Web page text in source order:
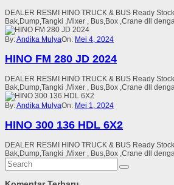
DEALER RESMI HINO TRUCK & BUS Ready
Bak,Dump,Tangki ,Mixer , Bus,Box ,Crane dll
By:Andika MulyaOn: Mei 4, 2024
HINO FM 280 JD 2024
DEALER RESMI HINO TRUCK & BUS Ready
Bak,Dump,Tangki ,Mixer , Bus,Box ,Crane dll
By:Andika MulyaOn: Mei 1, 2024
HINO 300 136 HDL 6X2
DEALER RESMI HINO TRUCK & BUS Ready
Bak,Dump,Tangki ,Mixer , Bus,Box ,Crane dll